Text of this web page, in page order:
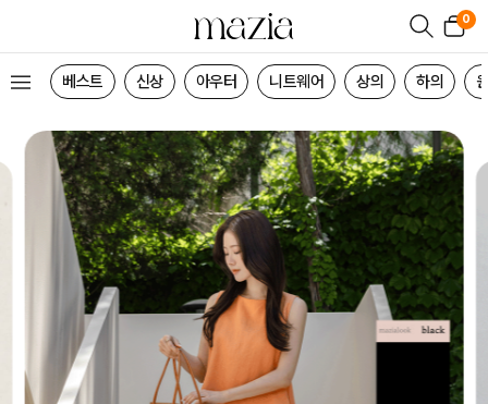
0
베스트 신상 아우터 니트웨어 상의 하의